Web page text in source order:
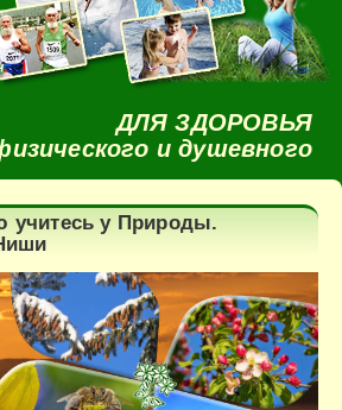
ДЛЯ ЗДОРОВЬЯ
и душевного
учитесь у Природы.